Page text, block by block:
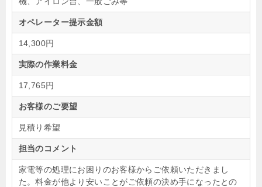
オペレーター提示金額
14,300円
実際の作業料金
17,765円
お客様のご要望
見積り希望
担当のコメント
家電等の処理にお困りのお客様からご依頼いただきまし
た。料金が他より安いことがご依頼の決め手になったとの